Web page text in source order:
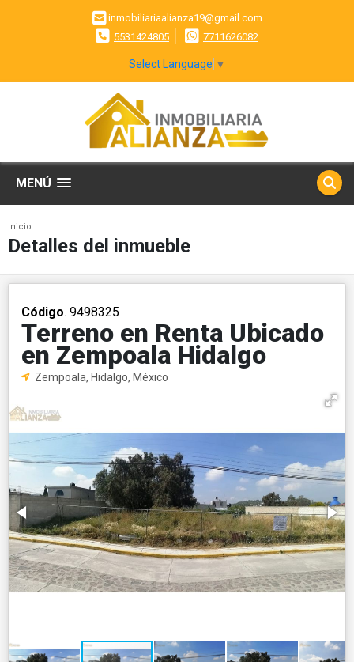
inmobiliariaalianza19@gmail.com
5531424805
7711626082
Select Language ▼
MENÚ
Inicio
Detalles del inmueble
Código. 9498325
Terreno en Renta Ubicado
en Zempoala Hidalgo
Zempoala, Hidalgo, México